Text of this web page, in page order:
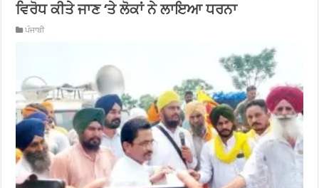
ਵਿਰੋਧ ਕੀਤੇ ਜਾਣ ‘ਤੇ ਲੋਕਾਂ ਨੇ ਲਾਇਆ ਧਰਨਾ
ਪੰਜਾਬੀ